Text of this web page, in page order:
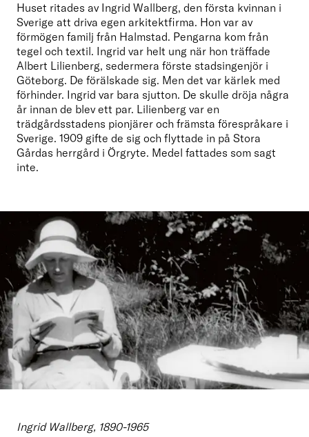
Huset ritades av Ingrid Wallberg, den första kvinnan i
Sverige att driva egen arkitektfirma. Hon var av
förmögen familj från Halmstad. Pengarna kom från
tegel och textil. Ingrid var helt ung när hon träffade
Albert Lilienberg, sedermera förste stadsingenjör i
Göteborg. De förälskade sig. Men det var kärlek med
förhinder. Ingrid var bara sjutton. De skulle dröja några
år innan de blev ett par. Lilienberg var en
trädgårdsstadens pionjärer och främsta förespråkare i
Sverige. 1909 gifte de sig och flyttade in på Stora
Gårdas herrgård i Örgryte. Medel fattades som sagt
inte.
Ingrid Wallberg, 1890-1965